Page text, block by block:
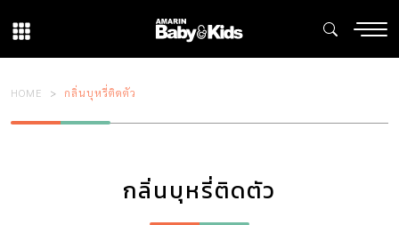
HOME กลิ่นบุหรี่ติดตัว
กลิ่นบุหรี่ติดตัว